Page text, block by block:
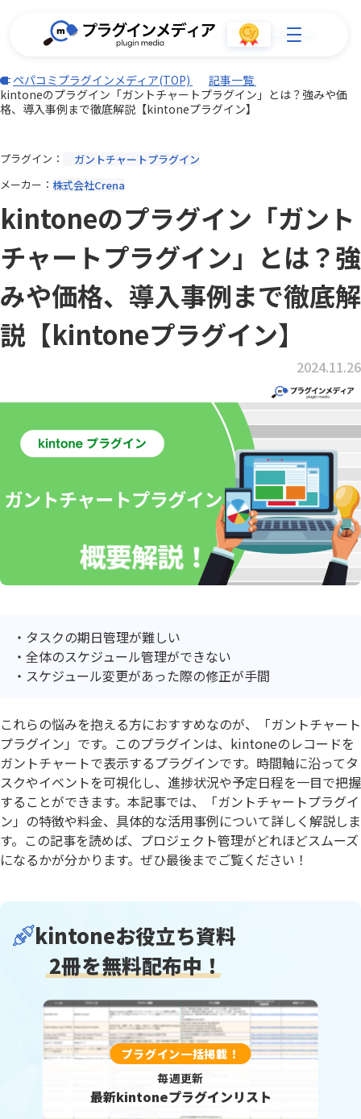
ペパコミプラグインメディア(TOP)
記事一覧
kintoneのプラグイン「ガントチャートプラグイン」とは？強みや価
格、導入事例まで徹底解説【kintoneプラグイン】
プラグイン
ガントチャートプラグイン
メーカー
株式会社Crena
kintoneのプラグイン「ガント
チャートプラグイン」とは？強
みや価格、導入事例まで徹底解
説【kintoneプラグイン】
2024.11.26
タスクの期日管理が難しい
全体のスケジュール管理ができない
スケジュール変更があった際の修正が手間
これらの悩みを抱える方におすすめなのが、「ガントチャート
プラグイン」です。このプラグインは、kintoneのレコードを
ガントチャートで表示するプラグインです。時間軸に沿ってタ
スクやイベントを可視化し、進捗状況や予定日程を一目で把握
することができます。本記事では、「ガントチャートプラグイ
ン」の特徴や料金、具体的な活用事例について詳しく解説しま
す。この記事を読めば、プロジェクト管理がどれほどスムーズ
になるかが分かります。ぜひ最後までご覧ください！
kintoneお役立ち資料
2冊を無料配布中！
プラグイン一括掲載！
毎週更新
最新kintoneプラグインリスト